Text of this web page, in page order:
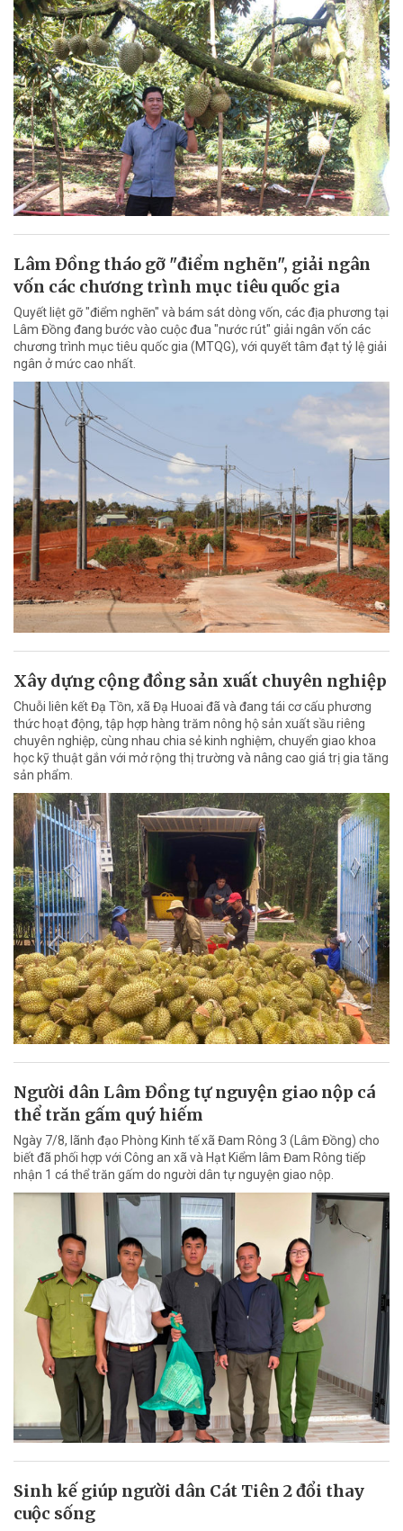
Lâm Đồng tháo gỡ "điểm nghẽn", giải ngân
vốn các chương trình mục tiêu quốc gia
Quyết liệt gỡ "điểm nghẽn" và bám sát dòng vốn, các địa phương tại
Lâm Đồng đang bước vào cuộc đua "nước rút" giải ngân vốn các
chương trình mục tiêu quốc gia (MTQG), với quyết tâm đạt tỷ lệ giải
ngân ở mức cao nhất.
Xây dựng cộng đồng sản xuất chuyên nghiệp
Chuỗi liên kết Đạ Tồn, xã Đạ Huoai đã và đang tái cơ cấu phương
thức hoạt động, tập hợp hàng trăm nông hộ sản xuất sầu riêng
chuyên nghiệp, cùng nhau chia sẻ kinh nghiệm, chuyển giao khoa
học kỹ thuật gắn với mở rộng thị trường và nâng cao giá trị gia tăng
sản phẩm.
Người dân Lâm Đồng tự nguyện giao nộp cá
thể trăn gấm quý hiếm
Ngày 7/8, lãnh đạo Phòng Kinh tế xã Đam Rông 3 (Lâm Đồng) cho
biết đã phối hợp với Công an xã và Hạt Kiểm lâm Đam Rông tiếp
nhận 1 cá thể trăn gấm do người dân tự nguyện giao nộp.
Sinh kế giúp người dân Cát Tiên 2 đổi thay
cuộc sống